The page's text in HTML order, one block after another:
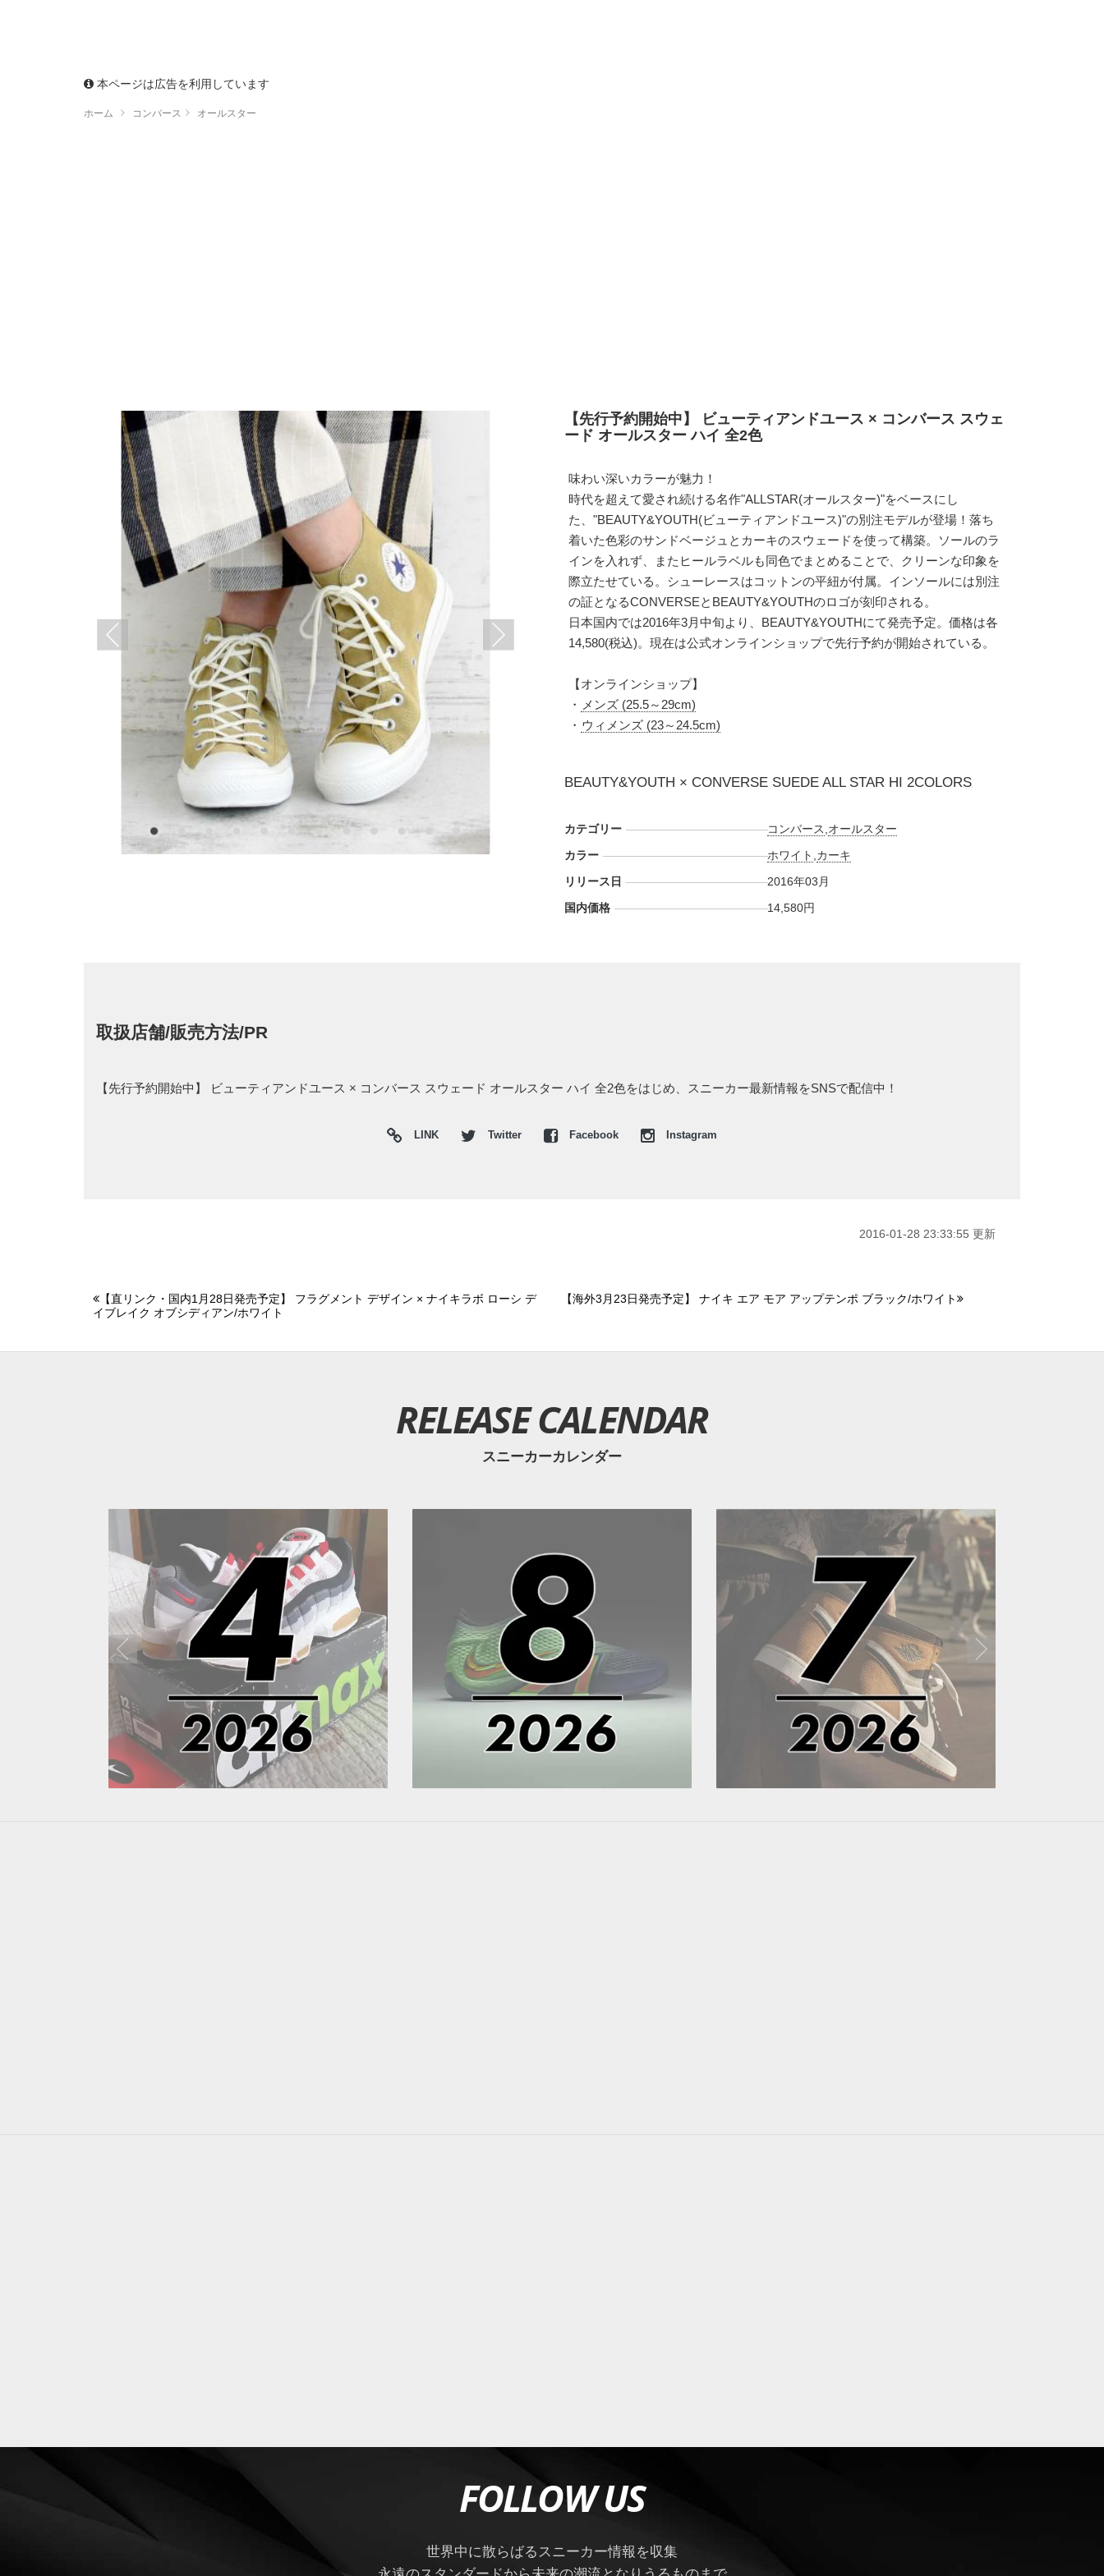
本ページは広告を利用しています
ホーム コンバース オールスター
【先行予約開始中】 ビューティアンドユース × コンバース スウェ
ード オールスター ハイ 全2色
味わい深いカラーが魅力！
時代を超えて愛され続ける名作"ALLSTAR(オールスター)"をベースにし
た、"BEAUTY&YOUTH(ビューティアンドユース)"の別注モデルが登場！落ち
着いた色彩のサンドベージュとカーキのスウェードを使って構築。ソールのラ
インを入れず、またヒールラベルも同色でまとめることで、クリーンな印象を
際立たせている。シューレースはコットンの平紐が付属。インソールには別注
の証となるCONVERSEとBEAUTY&YOUTHのロゴが刻印される。
日本国内では2016年3月中旬より、BEAUTY&YOUTHにて発売予定。価格は各
14,580(税込)。現在は公式オンラインショップで先行予約が開始されている。
【オンラインショップ】
・
メンズ (25.5～29cm)
・ ウィメンズ (23～24.5cm)
BEAUTY&YOUTH × CONVERSE SUEDE ALL STAR HI 2COLORS
カテゴリー コンバース オールスター
カラー
ホワイト カーキ
リリース日
2016年03月
国内価格
14,580円
取扱店舗/販売方法/PR
【先行予約開始中】 ビューティアンドユース × コンバース スウェード オールスター ハイ 全2色をはじめ、スニーカー最新情報をSNSで配信中！
LINK Twitter Facebook Instagram
2016-01-28 23:33:55 更新
【直リンク・国内1月28日発売予定】 フラグメント デザイン × ナイキラボ ローシ デ
イブレイク オブシディアン/ホワイト
【海外3月23日発売予定】 ナイキ エア モア アップテンポ ブラック/ホワイト
RELEASE CALENDAR
スニーカーカレンダー
FOLLOW US
世界中に散らばるスニーカー情報を収集